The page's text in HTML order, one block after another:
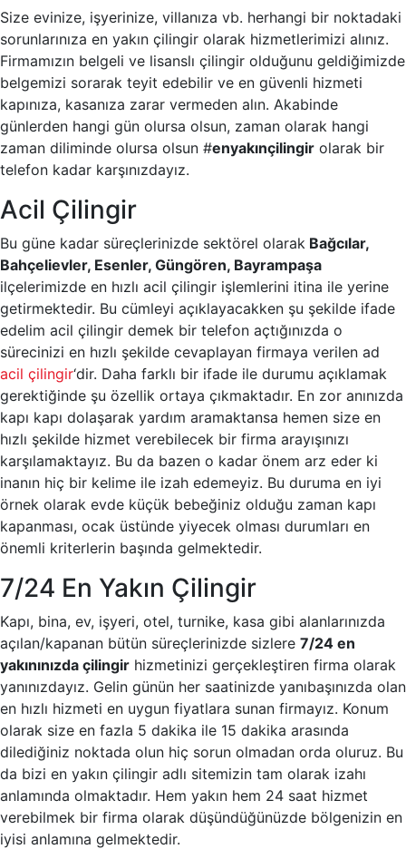
Size evinize, işyerinize, villanıza vb. herhangi bir noktadaki
sorunlarınıza en yakın çilingir olarak hizmetlerimizi alınız.
Firmamızın belgeli ve lisanslı çilingir olduğunu geldiğimizde
belgemizi sorarak teyit edebilir ve en güvenli hizmeti
kapınıza, kasanıza zarar vermeden alın. Akabinde
günlerden hangi gün olursa olsun, zaman olarak hangi
zaman diliminde olursa olsun #enyakınçilingir olarak bir
telefon kadar karşınızdayız.
Acil Çilingir
Bu güne kadar süreçlerinizde sektörel olarak Bağcılar,
Bahçelievler, Esenler, Güngören, Bayrampaşa
ilçelerimizde en hızlı acil çilingir işlemlerini itina ile yerine
getirmektedir. Bu cümleyi açıklayacakken şu şekilde ifade
edelim acil çilingir demek bir telefon açtığınızda o
sürecinizi en hızlı şekilde cevaplayan firmaya verilen ad
acil çilingir‘dir. Daha farklı bir ifade ile durumu açıklamak
gerektiğinde şu özellik ortaya çıkmaktadır. En zor anınızda
kapı kapı dolaşarak yardım aramaktansa hemen size en
hızlı şekilde hizmet verebilecek bir firma arayışınızı
karşılamaktayız. Bu da bazen o kadar önem arz eder ki
inanın hiç bir kelime ile izah edemeyiz. Bu duruma en iyi
örnek olarak evde küçük bebeğiniz olduğu zaman kapı
kapanması, ocak üstünde yiyecek olması durumları en
önemli kriterlerin başında gelmektedir.
7/24 En Yakın Çilingir
Kapı, bina, ev, işyeri, otel, turnike, kasa gibi alanlarınızda
açılan/kapanan bütün süreçlerinizde sizlere 7/24 en
yakınınızda çilingir hizmetinizi gerçekleştiren firma olarak
yanınızdayız. Gelin günün her saatinizde yanıbaşınızda olan
en hızlı hizmeti en uygun fiyatlara sunan firmayız. Konum
olarak size en fazla 5 dakika ile 15 dakika arasında
dilediğiniz noktada olun hiç sorun olmadan orda oluruz. Bu
da bizi en yakın çilingir adlı sitemizin tam olarak izahı
anlamında olmaktadır. Hem yakın hem 24 saat hizmet
verebilmek bir firma olarak düşündüğünüzde bölgenizin en
iyisi anlamına gelmektedir.